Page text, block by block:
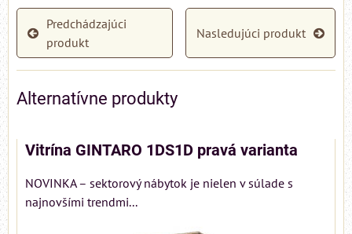
Predchádzajúci
produkt
Nasledujúci produkt
Alternatívne produkty
Vitrína GINTARO 1DS1D pravá varianta
NOVINKA – sektorový nábytok je nielen v súlade s
najnovšími trendmi...